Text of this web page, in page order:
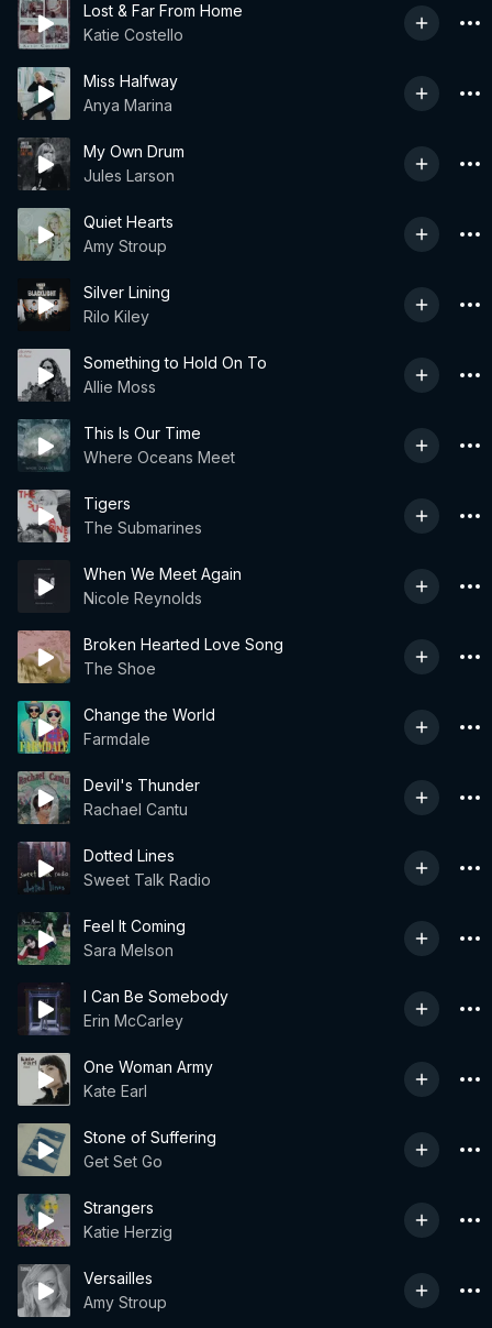
Lost & Far From Home
Katie Costello
Miss Halfway
Anya Marina
My Own Drum
Jules Larson
Quiet Hearts
Amy Stroup
Silver Lining
Rilo Kiley
Something to Hold On To
Allie Moss
This Is Our Time
Where Oceans Meet
Tigers
The Submarines
When We Meet Again
Nicole Reynolds
Broken Hearted Love Song
The Shoe
Change the World
Farmdale
Devil's Thunder
Rachael Cantu
Dotted Lines
Sweet Talk Radio
Feel It Coming
Sara Melson
I Can Be Somebody
Erin McCarley
One Woman Army
Kate Earl
Stone of Suffering
Get Set Go
Strangers
Katie Herzig
Versailles
Amy Stroup